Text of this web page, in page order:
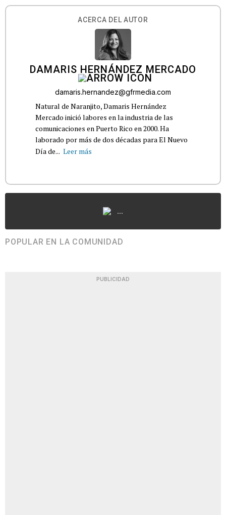
ACERCA DEL AUTOR
DAMARIS HERNÁNDEZ MERCADO
damaris.hernandez@gfrmedia.com
Natural de Naranjito, Damaris Hernández
Mercado inició labores en la industria de las
comunicaciones en Puerto Rico en 2000. Ha
laborado por más de dos décadas para El Nuevo
Día de... Leer más
...
POPULAR EN LA COMUNIDAD
PUBLICIDAD